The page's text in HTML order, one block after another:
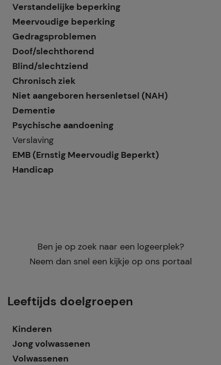
Verstandelijke beperking
Meervoudige beperking
Gedragsproblemen
Doof/slechthorend
Blind/slechtziend
Chronisch ziek
Niet aangeboren hersenletsel (NAH)
Dementie
Psychische aandoening
Verslaving
EMB (Ernstig Meervoudig Beperkt)
Handicap
Ben je op zoek naar een logeerplek?
Neem dan snel een kijkje op ons portaal
Leeftijds doelgroepen
Kinderen
Jong volwassenen
Volwassenen